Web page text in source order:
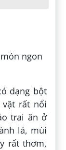
dạng bột
rất nổi
trai ăn ở
lá, mùi
rất thơm,